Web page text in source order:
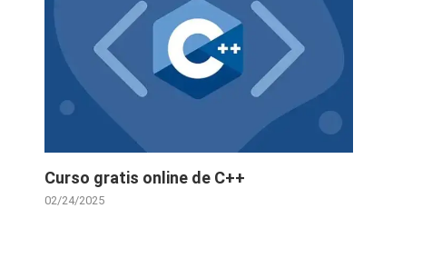
Curso gratis online de C++
02/24/2025